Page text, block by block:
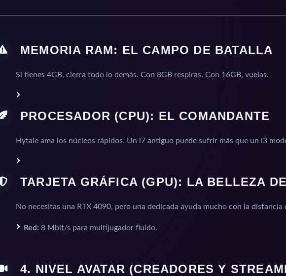
MEMORIA RAM: EL CAMPO DE BATALLA
Si tienes 4GB, cierra todo lo demás. Con 8GB respiras. Con 16GB, vuelas.
PROCESADOR (CPU): EL COMANDANTE
Hytale ama los núcleos rápidos. Un i7 antiguo puede sufrir más que un i3
TARJETA GRÁFICA (GPU): LA BELLEZA
No necesitas una RTX 4090, pero una dedicada ayuda mucho con la distancia
Red: 8 Mbit/s para multijugador fluido.
4. NIVEL AVATAR (CREADORES Y